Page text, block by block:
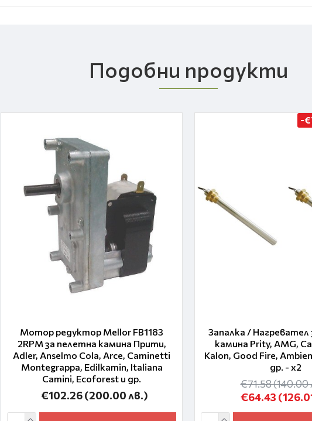
Подобни продукти
Мотор редуктор Mellor FB1183
2RPM за пелетна камина Прити,
Adler, Anselmo Cola, Arce, Caminetti
Montegrappa, Edilkamin, Italiana
Camini, Ecoforest и др.
€102.26(200.00 лв.)
-
Запалка / Нагревател
камина Prity, AMG,
Kalon, Good Fire,
др. - x2
€64.43
€71.58(140.00